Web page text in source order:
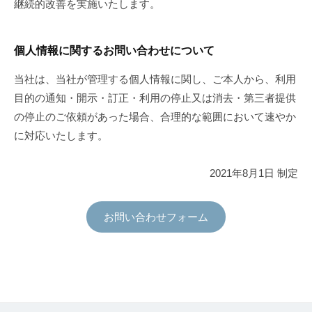
継続的改善を実施いたします。
個人情報に関するお問い合わせについて
当社は、当社が管理する個人情報に関し、ご本人から、利用
目的の通知・開示・訂正・利用の停止又は消去・第三者提供
の停止のご依頼があった場合、合理的な範囲において速やか
に対応いたします。
2021年8月1日 制定
お問い合わせフォーム